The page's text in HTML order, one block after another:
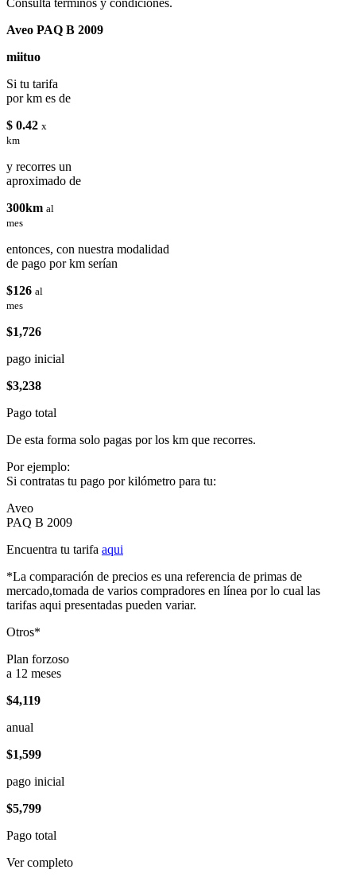
Aveo PAQ B 2009
miituo
Si tu tarifa
por km es de
$ 0.42 x
km
y recorres un
aproximado de
300km al
mes
entonces, con nuestra modalidad
de pago por km serían
$126 al
mes
$1,726
pago inicial
$3,238
Pago total
De esta forma solo pagas por los km que recorres.
Por ejemplo:
Si contratas tu pago por kilómetro para tu:
Aveo
PAQ B 2009
Encuentra tu tarifa aqui
*La comparación de precios es una referencia de primas de
mercado,tomada de varios compradores en línea por lo cual las
tarifas aqui presentadas pueden variar.
Otros*
Plan forzoso
a 12 meses
$4,119
anual
$1,599
pago inicial
$5,799
Pago total
Ver completo